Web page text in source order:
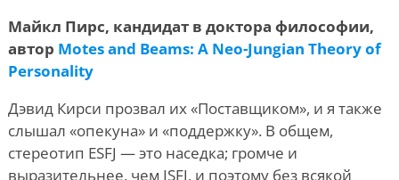
Майкл Пирс, кандидат в доктора философии,
автор Motes and Beams: A Neo-Jungian Theory of
Personality
Дэвид Кирси прозвал их «Поставщиком», и я также
слышал «опекуна» и «поддержку». В общем,
стереотип ESFJ — это наседка; громче и
выразительнее, чем ISFJ, и поэтому без всякой